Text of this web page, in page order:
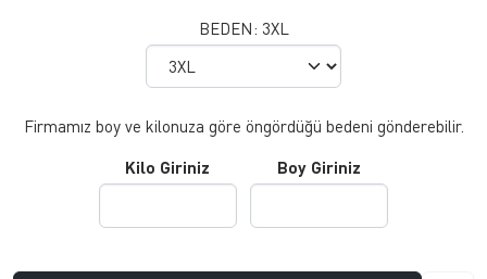
BEDEN: 3XL
Firmamız boy ve kilonuza göre öngördüğü bedeni gönderebilir.
Kilo Giriniz Boy Giriniz